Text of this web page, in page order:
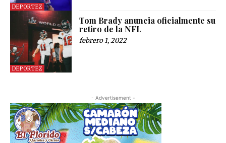
DEPORTEZ
DEPORTEZ
Tom Brady anuncia oficialmente su
retiro de la NFL
febrero 1, 2022
- Advertisement -